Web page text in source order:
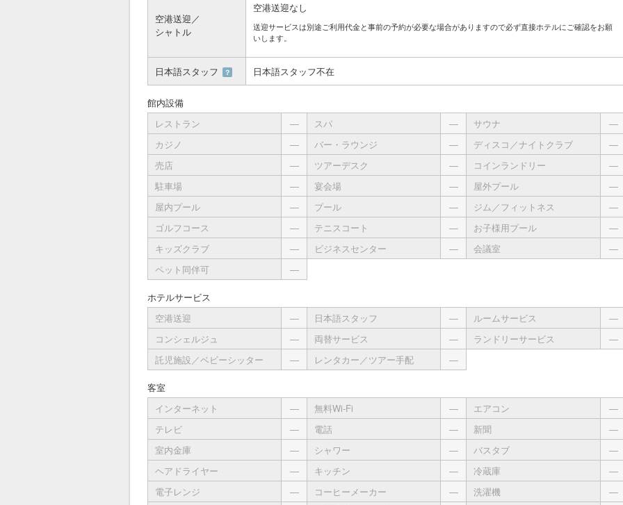
空港送迎／
シャトル
空港送迎なし
送迎サービスは別途ご利用代金と事前の予約が必要な場合がありますので必ず直接ホテルにご確認をお願
いします。
日本語スタッフ ？ 日本語スタッフ不在
館内設備
レストラン
― スパ ― サウナ
―
カジノ
― バー・ラウンジ ― ディスコ／ナイトクラブ
―
売店
― ツアーデスク ― コインランドリー
―
駐車場
― 宴会場 ― 屋外プール
―
屋内プール
― プール ― ジム／フィットネス
―
ゴルフコース
― テニスコート ― お子様用プール
―
キッズクラブ
― ビジネスセンター ― 会議室
―
ペット同伴可
―
ホテルサービス
空港送迎
― 日本語スタッフ ― ルームサービス
―
コンシェルジュ
― 両替サービス ― ランドリーサービス
―
託児施設／ベビーシッター
― レンタカー／ツアー手配 ―
客室
インターネット
― 無料Wi-Fi ― エアコン
―
テレビ
― 電話 ― 新聞
―
室内金庫
― シャワー ― バスタブ
―
ヘアドライヤー
― キッチン ― 冷蔵庫
―
電子レンジ
― コーヒーメーカー ― 洗濯機
―